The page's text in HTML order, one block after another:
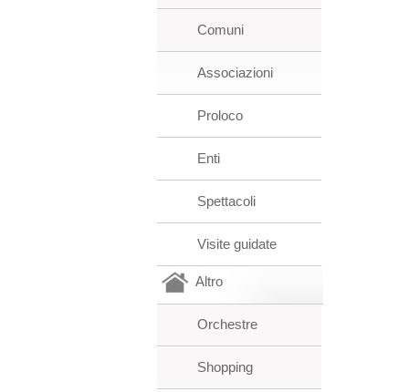
Comuni
Associazioni
Proloco
Enti
Spettacoli
Visite guidate
Altro
Orchestre
Shopping